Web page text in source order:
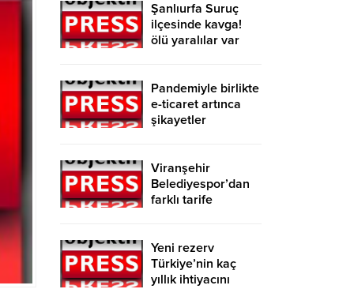
Şanlıurfa Suruç
ilçesinde kavga!
ölü yaralılar var
Pandemiyle birlikte
e-ticaret artınca
şikayetler
Viranşehir
Belediyespor’dan
farklı tarife
Yeni rezerv
Türkiye’nin kaç
yıllık ihtiyacını